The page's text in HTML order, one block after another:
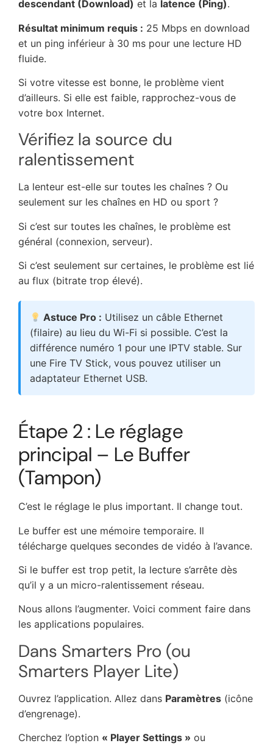
descendant (Download) et la latence (Ping).
Résultat minimum requis : 25 Mbps en download
et un ping inférieur à 30 ms pour une lecture HD
fluide.
Si votre vitesse est bonne, le problème vient
d’ailleurs. Si elle est faible, rapprochez-vous de
votre box Internet.
Vérifiez la source du
ralentissement
La lenteur est-elle sur toutes les chaînes ? Ou
seulement sur les chaînes en HD ou sport ?
Si c’est sur toutes les chaînes, le problème est
général (connexion, serveur).
Si c’est seulement sur certaines, le problème est lié
au flux (bitrate trop élevé).
Astuce Pro : Utilisez un câble Ethernet
(filaire) au lieu du Wi-Fi si possible. C’est la
différence numéro 1 pour une IPTV stable. Sur
une Fire TV Stick, vous pouvez utiliser un
adaptateur Ethernet USB.
Étape 2 : Le réglage
principal – Le Buffer
(Tampon)
C’est le réglage le plus important. Il change tout.
Le buffer est une mémoire temporaire. Il
télécharge quelques secondes de vidéo à l’avance.
Si le buffer est trop petit, la lecture s’arrête dès
qu’il y a un micro-ralentissement réseau.
Nous allons l’augmenter. Voici comment faire dans
les applications populaires.
Dans Smarters Pro (ou
Smarters Player Lite)
Ouvrez l’application. Allez dans Paramètres (icône
d’engrenage).
Cherchez l’option « Player Settings » ou